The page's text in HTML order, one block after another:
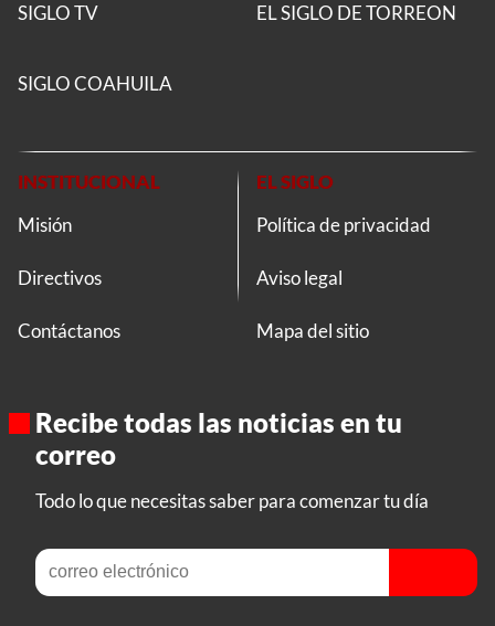
SIGLO TV EL SIGLO DE TORREON
SIGLO COAHUILA
INSTITUCIONAL
Misión
Directivos
Contáctanos
EL SIGLO
Política de privacidad
Aviso legal
Mapa del sitio
Recibe todas las noticias en tu
correo
Todo lo que necesitas saber para comenzar tu día